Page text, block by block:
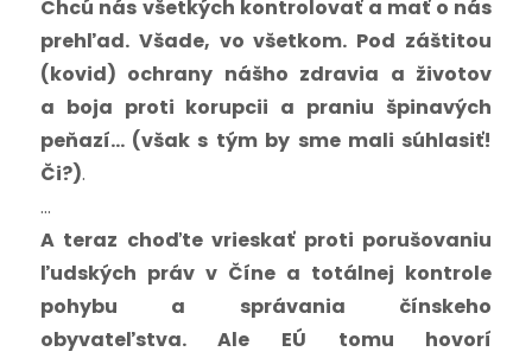
Chcú nás všetkých kontrolovať a mať o nás
prehľad. Všade, vo všetkom. Pod záštitou
(kovid) ochrany nášho zdravia a životov
a boja proti korupcii a praniu špinavých
peňazí… (však s tým by sme mali súhlasiť!
Či?).
…
A teraz choďte vrieskať proti porušovaniu
ľudských práv v Číne a totálnej kontrole
pohybu a správania čínskeho
obyvateľstva.Ale EÚ tomu hovorí